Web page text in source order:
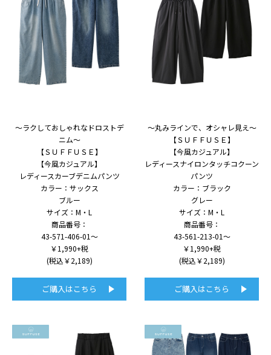
～ラクしておしゃれなドロストデ
ニム～
【ＳＵＦＦＵＳＥ】
【今風カジュアル】
レディースカーブデニムパンツ
カラー：サックス
ブルー
サイズ：M・L
商品番号：
43-571-406-01～
￥1,990+税
(税込￥2,189)
ご購入はこちら
～丸みラインで、オシャレ見え～
【ＳＵＦＦＵＳＥ】
【今風カジュアル】
レディースナイロンタッチコクーン
パンツ
カラー：ブラック
グレー
サイズ：M・L
商品番号：
43-561-213-01～
￥1,990+税
(税込￥2,189)
ご購入はこちら